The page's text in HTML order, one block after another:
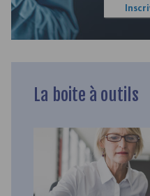
La boite à outils